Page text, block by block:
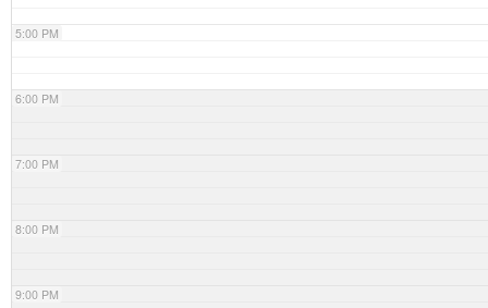
5:00 PM
6:00 PM
7:00 PM
8:00 PM
9:00 PM